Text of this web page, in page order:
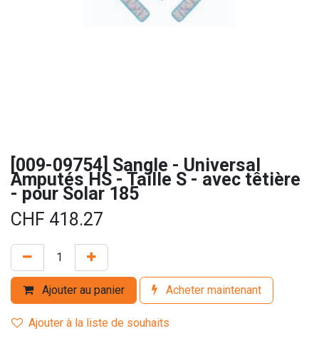
[009-09754] Sangle - Universal
Amputés HS - Taille S - avec têtière
- pour Solar 185
CHF 418.27
Ajouter au panier Acheter maintenant
Ajouter à la liste de souhaits